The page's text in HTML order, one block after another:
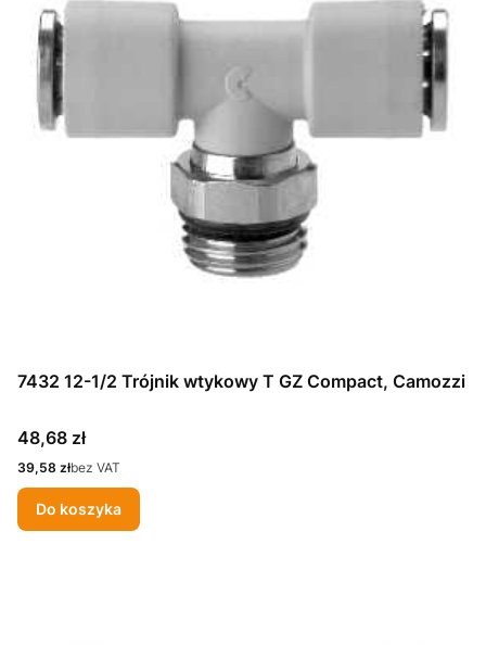
7432 12-1/2 Trójnik wtykowy T GZ Compact, Camozzi
Cena
48,68 zł
Cena
39,58 złbez VAT
Do koszyka